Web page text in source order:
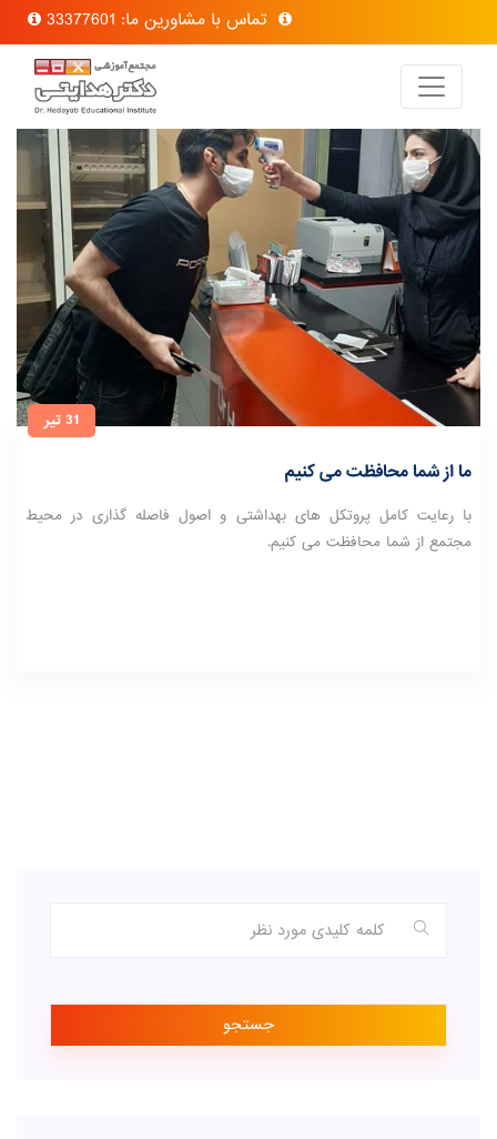
تماس با مشاورین ما: 33377601
31 تیر
ما از شما محافظت می کنیم
با رعایت کامل پروتکل های بهداشتی و اصول فاصله گذاری در محیط
مجتمع از شما محافظت می کنیم.
جستجو